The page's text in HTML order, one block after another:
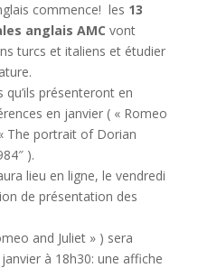
commence! les 13
anglais AMC vont
turcs et italiens et étudier
présenteront en
en janvier ( « Romeo
The portrait of Dorian
).
lieu en ligne, le vendredi
de présentation des
and Juliet » ) sera
à 18h30: une affiche